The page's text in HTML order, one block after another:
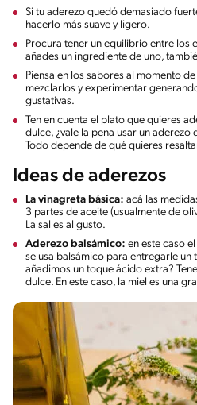
Si tu aderezo quedó demasiado
hacerlo más suave y ligero.
Procura tener un equilibrio entre los
añades un ingrediente de uno,
Piensa en los sabores al momento
mezclarlos y experimentar
gustativas.
Ten en cuenta el plato que quieres
dulce, ¿vale la pena usar un
Todo depende de qué quieres
Ideas de aderezos
La vinagreta básica: acá las
3 partes de aceite (usualmente de
La sal es al gusto.
Aderezo balsámico: en este caso
se usa balsámico para entregarle un
añadimos un toque ácido extra?
dulce. En este caso, la miel es una